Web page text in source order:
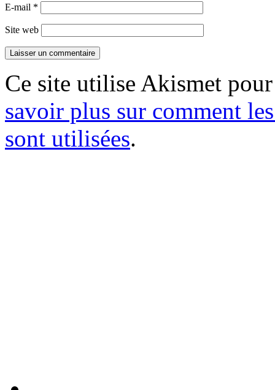
E-mail *
Site web
Ce site utilise Akismet
savoir plus sur comment
sont utilisées.